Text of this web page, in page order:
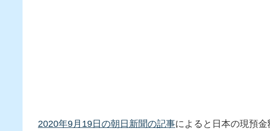
2020年9月19日の朝日新聞の記事によると日本の現預